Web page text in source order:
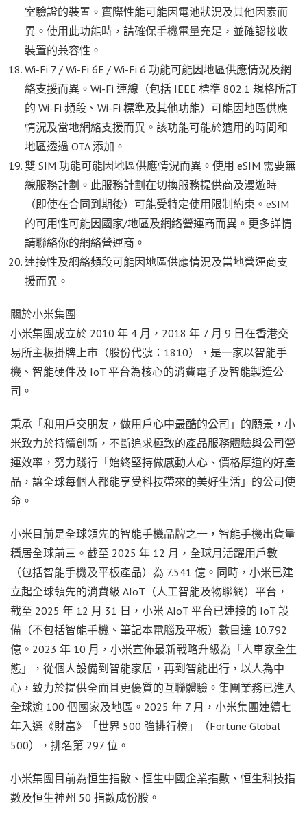
室驗證的裝置。實際性能可能因電池狀況及其他因素而
異。使用此功能時，請確保手機電量充足，並確認接收
裝置的兼容性。
Wi-Fi 7 / Wi-Fi 6E / Wi-Fi 6 功能可能因地區供應情況及網
絡支援而異。Wi-Fi 連線（包括 IEEE 標準 802.1 規格所訂
的 Wi-Fi 頻段、Wi-Fi 標準及其他功能）可能因地區供應
情況及當地網絡支援而異。該功能可能於適用的時間和
地區透過 OTA 添加。
雙 SIM 功能可能因地區供應情況而異。使用 eSIM 需要無
線服務計劃。此服務計劃在切換服務提供商及漫遊時
（即使在合同到期後）可能受特定使用限制約束。eSIM
的可用性可能因國家/地區及網絡營運商而異。更多詳情
請聯絡你的網絡營運商。
連接性及網絡頻段可能因地區供應情況及當地營運商支
援而異。
關於小米集團
小米集團成立於 2010 年 4 月，2018 年 7 月 9 日在香港交
易所主板掛牌上市（股份代號：1810），是一家以智能手
機、智能硬件及 IoT 平台為核心的消費電子及智能製造公
司。
秉承「和用戶交朋友，做用戶心中最酷的公司」的願景，小
米致力於持續創新，不斷追求極致的產品服務體驗與公司營
運效率，努力踐行「始終堅持做感動人心、價格厚道的好產
品，讓全球每個人都能享受科技帶來的美好生活」的公司使
命。
小米目前是全球領先的智能手機品牌之一，智能手機出貨量
穩居全球前三。截至 2025 年 12 月，全球月活躍用戶數
（包括智能手機及平板產品）為 7.541 億。同時，小米已建
立起全球領先的消費級 AIoT（人工智能及物聯網）平台，
截至 2025 年 12 月 31 日，小米 AIoT 平台已連接的 IoT 設
備（不包括智能手機、筆記本電腦及平板）數目達 10.792
億。2023 年 10 月，小米宣佈最新戰略升級為「人車家全生
態」，從個人設備到智能家居，再到智能出行，以人為中
心，致力於提供全面且更優質的互聯體驗。集團業務已進入
全球逾 100 個國家及地區。2025 年 7 月，小米集團連續七
年入選《財富》「世界 500 強排行榜」（Fortune Global
500），排名第 297 位。
小米集團目前為恒生指數、恒生中國企業指數、恒生科技指
數及恒生神州 50 指數成份股。